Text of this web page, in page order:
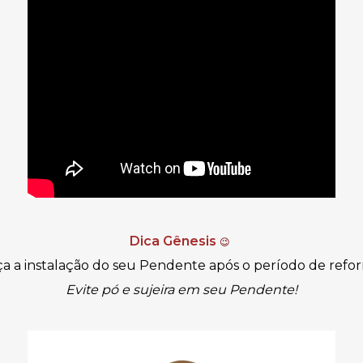
Dica Gênesis 😉
a instalação do seu Pendente após o período de
Evite pó e sujeira em seu Pendente!